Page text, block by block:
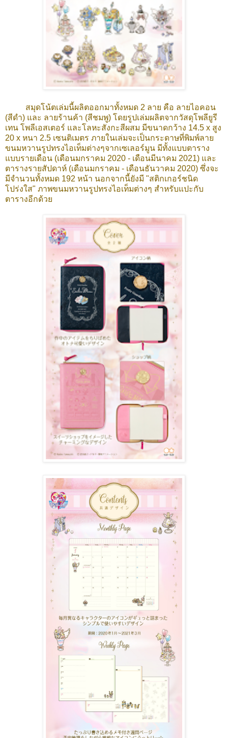
สมุดโน้ตเล่มนี้ผลิตออกมาทั้งหมด 2 ลาย คือ ลายไอคอน
(สีดำ) และ ลายร้านค้า (สีชมพู) โดยรูปเล่มผลิตจากวัสดุโพลียูรี
เทน โพลีเอสเตอร์ และโลหะสังกะสีผสม มีขนาดกว้าง 14.5 x สูง
20 x หนา 2.5 เซนติเมตร ภายในเล่มจะเป็นกระดาษที่พิมพ์ลาย
ขนมหวานรูปทรงไอเท็มต่างๆจากเซเลอร์มูน มีทั้งแบบตาราง
แบบรายเดือน (เดือนมกราคม 2020 - เดือนมีนาคม 2021) และ
ตารางรายสัปดาห์ (เดือนมกราคม - เดือนธันวาคม 2020) ซึ่งจะ
มีจำนวนทั้งหมด 192 หน้า นอกจากนี้ยังมี "สติกเกอร์ชนิด
โปร่งใส" ภาพขนมหวานรูปทรงไอเท็มต่างๆ สำหรับแปะกับ
ตารางอีกด้วย